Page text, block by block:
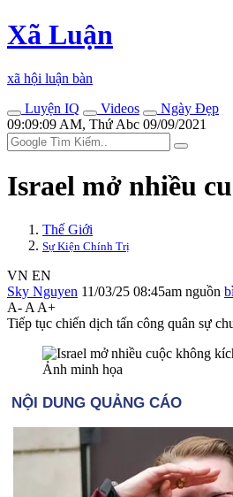
Xã Luận
xã hội luận bàn
Luyện IQ
Videos
Ngày Đẹp
09:09:09 AM, Thứ Abc 09/09/2021
Israel mở nhiều
Thế Giới
Sự Kiện Chính Trị
VN EN
Sky Nguyen 11/03/25 08:45am nguồn
A- A A+
Tiếp tục chiến dịch tấn công quân sự
Ảnh minh họa